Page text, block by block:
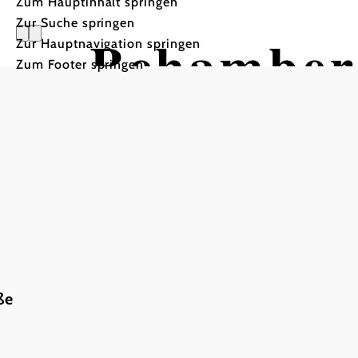
Zur Suche springen
Zur Hauptnavigation springen
Zum Footer springen